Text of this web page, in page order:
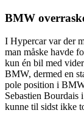
BMW
I Hypercar var der
man måske havde
kun én bil med
BMW, dermed en
pole position i
Sebastien
kunne til sidst ikke